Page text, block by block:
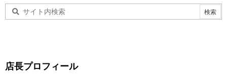
店長プロフィール